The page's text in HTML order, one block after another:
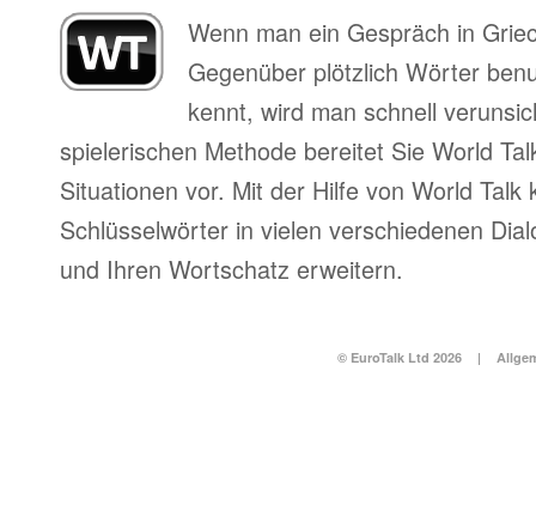
Wenn man ein Gespräch in
Gegenüber plötzlich Wörter
kennt, wird man schnell
spielerischen Methode bereitet Sie World
Situationen vor. Mit der Hilfe von World Talk
Schlüsselwörter in vielen verschiedenen
und Ihren Wortschatz erweitern.
© EuroTalk Ltd 2026 |